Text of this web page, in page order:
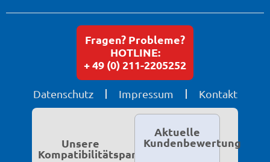
Datenschutz Impressum Kontakt
Fragen? Probleme?
HOTLINE:
+ 49 (0) 211-2205252
Unsere
Kompatibilitätspartner
Aktuelle
Kundenbewertung